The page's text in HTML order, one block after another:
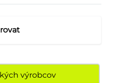
výrobcov